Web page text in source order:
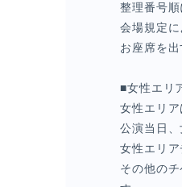
整理番号
会場規定
お座席を
■女性エリ
女性エリ
公演当日
女性エリ
その他の